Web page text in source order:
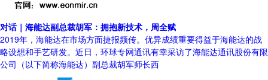
对话｜海能达副总裁胡军：拥抱新技术，周全赋
2019年，海能达在市场方面捷报频传。优异成绩重要得益于海能达的战
略设想和手艺研发。近日，环球专网通讯有幸采访了海能达通讯股份有限
公司（以下简称海能达）副总裁胡军师长西